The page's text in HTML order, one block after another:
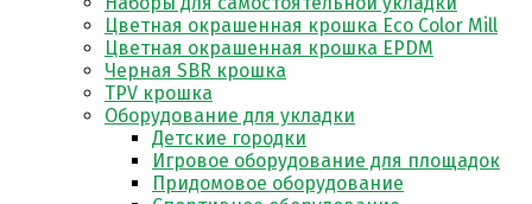
Цветная окрашенная крошка Eco Color Mill
Цветная окрашенная крошка EPDM
Черная SBR крошка
TPV крошка
Оборудование для укладки
Детские городки
Игровое оборудование для площадок
Придомовое оборудование